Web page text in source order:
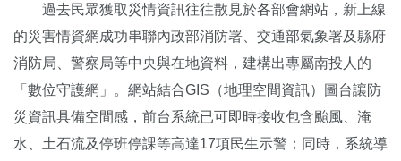
過去民眾獲取災情資訊往往散見於各部會網站，新上線
的災害情資網成功串聯內政部消防署、交通部氣象署及縣府
消防局、警察局等中央與在地資料，建構出專屬南投人的
「數位守護網」。網站結合GIS（地理空間資訊）圖台讓防
災資訊具備空間感，前台系統已可即時接收包含颱風、淹
水、土石流及停班停課等高達17項民生示警；同時，系統導